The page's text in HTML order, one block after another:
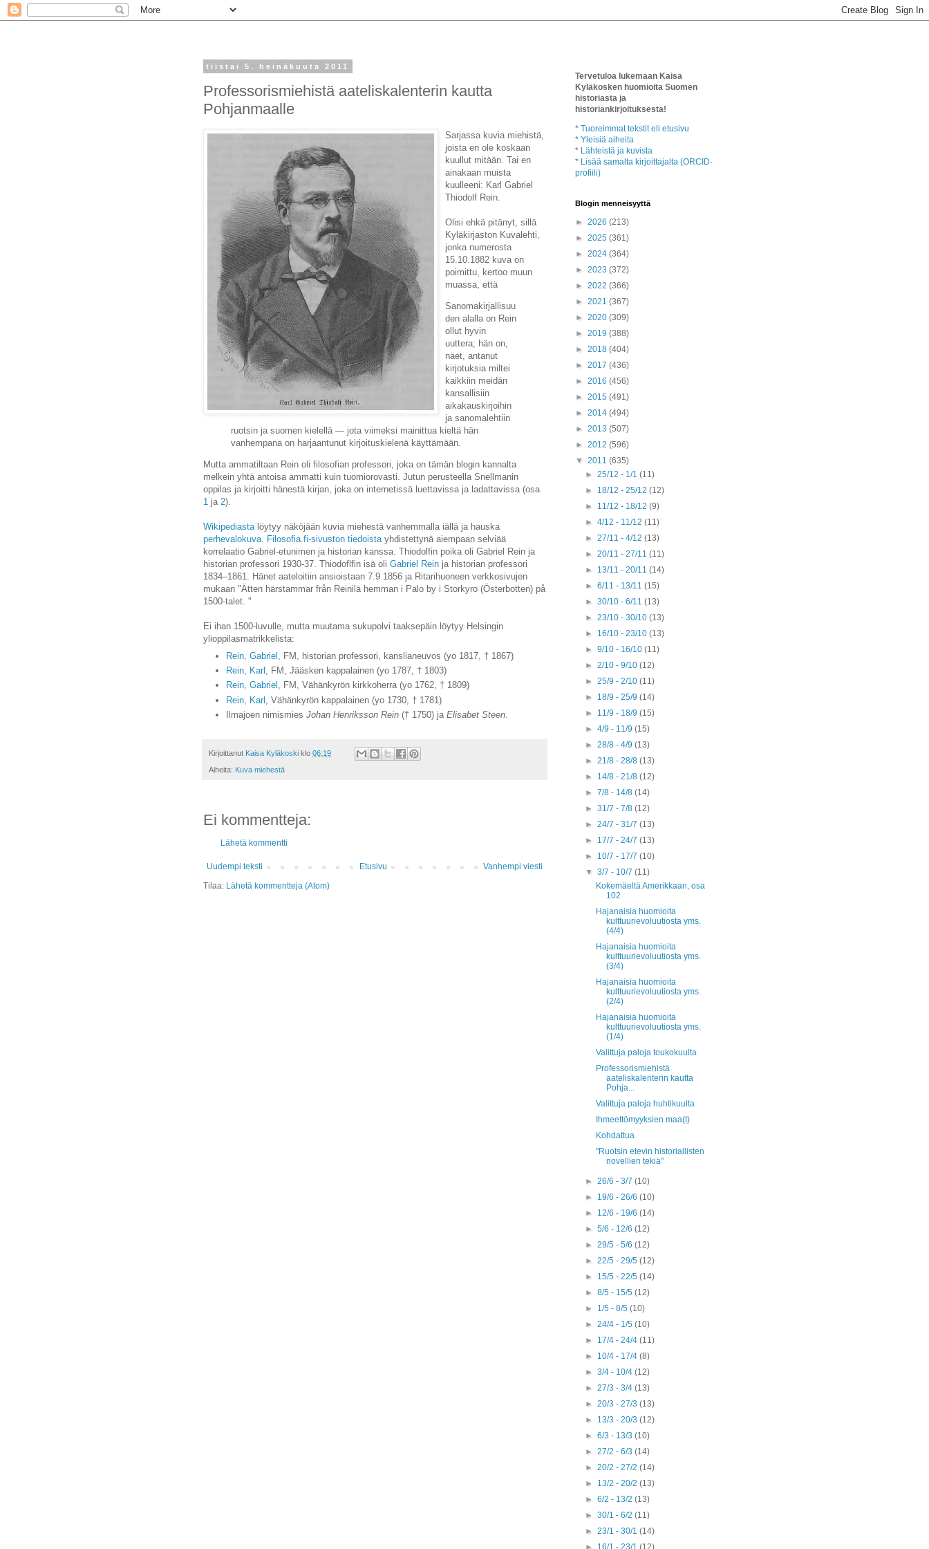
tiistai 5. heinäkuuta 2011
Professorismiehistä aateliskalenterin kautta
Pohjanmaalle
Sarjassa kuvia miehistä,
joista en ole koskaan
kuullut mitään. Tai en
ainakaan muista
kuulleeni: Karl Gabriel
Thiodolf Rein.
Olisi ehkä pitänyt, sillä
Kyläkirjaston Kuvalehti,
jonka numerosta
15.10.1882 kuva on
poimittu, kertoo muun
muassa, että
Sanomakirjallisuu
den alalla on Rein
ollut hyvin
uuttera; hän on,
näet, antanut
kirjotuksia miltei
kaikkiin meidän
kansallisiin
aikakauskirjoihin
ja sanomalehtiin
ruotsin ja suomen kielellä — jota viimeksi mainittua kieltä hän
vanhempana on harjaantunut kirjoituskielenä käyttämään.
Mutta ammatiltaan Rein oli filosofian professori, joka on tämän blogin kannalta
melkein yhtä antoisa ammatti kuin tuomiorovasti. Jutun perusteella Snellmanin
oppilas ja kirjoitti hänestä kirjan, joka on internetissä luettavissa ja ladattavissa (osa
1 ja 2).
Wikipediastalöytyy näköjään kuvia miehestä vanhemmalla iällä ja hauska
perhevalokuva. Filosofia.fi-sivuston tiedoistayhdistettynä aiempaan selviää
korrelaatio Gabriel-etunimen ja historian kanssa. Thiodolfin poika oli Gabriel Rein ja
historian professori 1930-37. Thiodoflfin isä oli Gabriel Rein ja historian professori
1834–1861. Hänet aateloitiin ansioistaan 7.9.1856 ja Ritarihuoneen verkkosivujen
mukaan "Ätten härstammar från Reinilä hemman i Palo by i Storkyro (Österbotten) på
1500-talet. "
Ei ihan 1500-luvulle, mutta muutama sukupolvi taaksepäin löytyy Helsingin
ylioppilasmatrikkelista:
Rein, Gabriel , FM, historian professori, kanslianeuvos (yo 1817, † 1867)
Rein, Karl
, FM, Jääsken kappalainen (yo 1787, † 1803)
Rein, Gabriel , FM, Vähänkyrön kirkkoherra (yo 1762, † 1809)
Rein, Karl , Vähänkyrön kappalainen (yo 1730, † 1781)
Ilmajoen nimismies Johan Henriksson Rein († 1750) ja Elisabet Steen
Kirjoittanut Kaisa Kyläkoski klo 06:19
Aiheita: Kuva miehestä
Ei kommentteja:
Lähetä kommentti
Uudempi teksti Vanhempi viesti
Etusivu
Tilaa: Lähetä kommentteja (Atom)
Tervetuloa lukemaan Kaisa
Kyläkosken huomioita Suomen
historiasta ja
historiankirjoituksesta!
* Tuoreimmat tekstit eli etusivu
* Yleisiä aiheita
* Lähteistä ja kuvista
* Lisää samalta kirjoittajalta (ORCID-
profiili)
Blogin menneisyyttä
► 2026 (213)
► 2025 (361)
► 2024 (364)
► 2023 (372)
► 2022 (366)
► 2021 (367)
► 2020 (309)
► 2019 (388)
► 2018 (404)
► 2017 (436)
► 2016 (456)
► 2015 (491)
► 2014 (494)
► 2013 (507)
► 2012 (596)
▼ 2011 (635)
►25/12 - 1/1(11)
► 18/12 - 25/12(12)
► 11/12 - 18/12(9)
►4/12 - 11/12(11)
►27/11 - 4/12(13)
►20/11 - 27/11(11)
► 13/11 - 20/11(14)
►6/11 - 13/11(15)
►30/10 - 6/11(13)
►23/10 - 30/10(13)
► 16/10 - 23/10(13)
►9/10 - 16/10(11)
►2/10 - 9/10(12)
►25/9 - 2/10(11)
► 18/9 - 25/9(14)
► 11/9 - 18/9(15)
►4/9 - 11/9(15)
►28/8 - 4/9(13)
►21/8 - 28/8(13)
► 14/8 - 21/8(12)
►7/8 - 14/8(14)
►31/7 - 7/8(12)
►24/7 - 31/7(13)
► 17/7 - 24/7(13)
► 10/7 - 17/7(10)
▼3/7 - 10/7(11)
Kokemäeltä Amerikkaan, osa
102
Hajanaisia huomioita
kulttuurievoluutiosta yms.
(4/4)
Hajanaisia huomioita
kulttuurievoluutiosta yms.
(3/4)
Hajanaisia huomioita
kulttuurievoluutiosta yms.
(2/4)
Hajanaisia huomioita
kulttuurievoluutiosta yms.
(1/4)
Valittuja paloja toukokuulta
Professorismiehistä
aateliskalenterin kautta
Pohja...
Valittuja paloja huhtikuulta
Ihmeettömyyksien maa(t)
Kohdattua
"Ruotsin etevin historiallisten
novellien tekiä"
►26/6 - 3/7(10)
► 19/6 - 26/6(10)
► 12/6 - 19/6(14)
►5/6 - 12/6(12)
►29/5 - 5/6(12)
►22/5 - 29/5(12)
► 15/5 - 22/5(14)
►8/5 - 15/5(12)
► 1/5 - 8/5(10)
►24/4 - 1/5(10)
► 17/4 - 24/4(11)
► 10/4 - 17/4(8)
►3/4 - 10/4(12)
►27/3 - 3/4(13)
►20/3 - 27/3(13)
► 13/3 - 20/3(12)
►6/3 - 13/3(10)
►27/2 - 6/3(14)
►20/2 - 27/2(14)
► 13/2 - 20/2(13)
►6/2 - 13/2(13)
►30/1 - 6/2(11)
►23/1 - 30/1(14)
► 16/1 - 23/1(12)